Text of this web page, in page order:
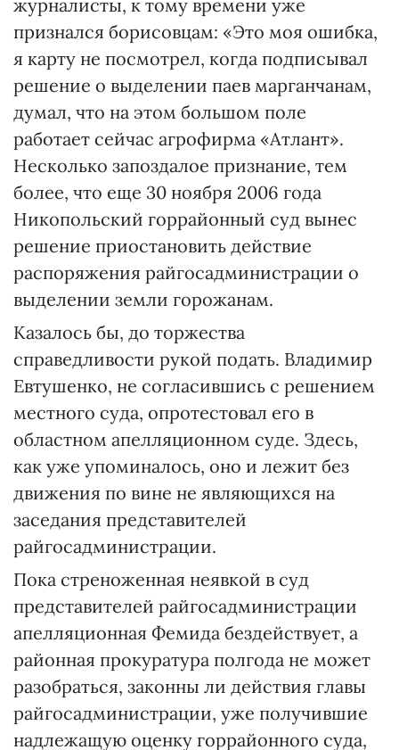
журналисты, к тому времени уже
признался борисовцам: «Это моя ошибка,
я карту не посмотрел, когда подписывал
решение о выделении паев марганчанам,
думал, что на этом большом поле
работает сейчас агрофирма «Атлант».
Несколько запоздалое признание, тем
более, что еще 30 ноября 2006 года
Никопольский горрайонный суд вынес
решение приостановить действие
распоряжения райгосадминистрации о
выделении земли горожанам.
Казалось бы, до торжества
справедливости рукой подать. Владимир
Евтушенко, не согласившись с решением
местного суда, опротестовал его в
областном апелляционном суде. Здесь,
как уже упоминалось, оно и лежит без
движения по вине не являющихся на
заседания представителей
райгосадминистрации.
Пока стреноженная неявкой в суд
представителей райгосадминистрации
апелляционная Фемида бездействует, а
районная прокуратура полгода не может
разобраться, законны ли действия главы
райгосадминистрации, уже получившие
надлежащую оценку горрайонного суда,